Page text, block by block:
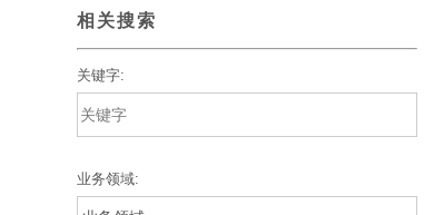
相关搜索
关键字:
业务领域: